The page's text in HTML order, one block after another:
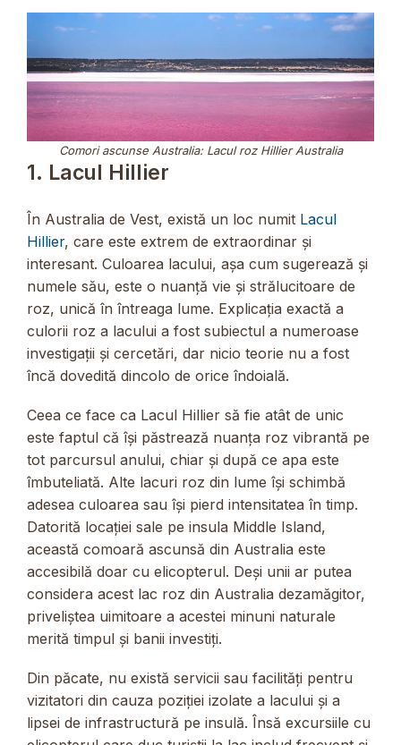
Comori ascunse Australia: Lacul roz Hillier Australia
1. Lacul Hillier
În Australia de Vest, există un loc numit Lacul
Hillier, care este extrem de extraordinar și
interesant. Culoarea lacului, așa cum sugerează și
numele său, este o nuanță vie și strălucitoare de
roz, unică în întreaga lume. Explicația exactă a
culorii roz a lacului a fost subiectul a numeroase
investigații și cercetări, dar nicio teorie nu a fost
încă dovedită dincolo de orice îndoială.
Ceea ce face ca Lacul Hillier să fie atât de unic
este faptul că își păstrează nuanța roz vibrantă pe
tot parcursul anului, chiar și după ce apa este
îmbuteliată. Alte lacuri roz din lume își schimbă
adesea culoarea sau își pierd intensitatea în timp.
Datorită locației sale pe insula Middle Island,
această comoară ascunsă din Australia este
accesibilă doar cu elicopterul. Deși unii ar putea
considera acest lac roz din Australia dezamăgitor,
priveliștea uimitoare a acestei minuni naturale
merită timpul și banii investiți.
Din păcate, nu există servicii sau facilități pentru
vizitatori din cauza poziției izolate a lacului și a
lipsei de infrastructură pe insulă. Însă excursiile cu